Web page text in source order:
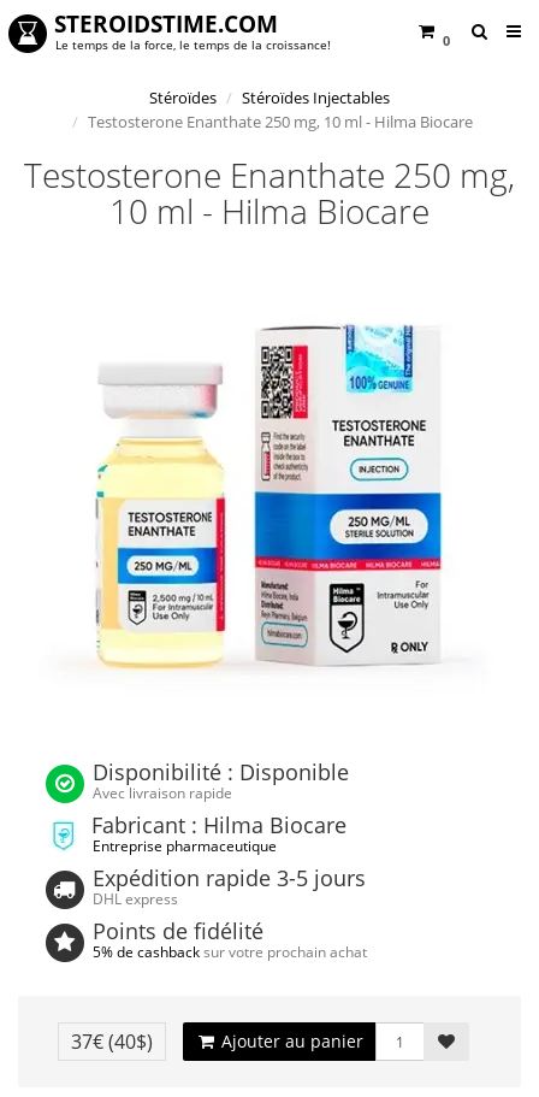
0
STEROIDSTIME.COM
Le temps de la force, le temps de la croissance!
Stéroïdes
Stéroïdes Injectables
Testosterone Enanthate 250 mg, 10 ml - Hilma Biocare
Testosterone Enanthate 250 mg,
10 ml - Hilma Biocare
Disponibilité : Disponible
Avec livraison rapide
Fabricant : Hilma Biocare
Entreprise pharmaceutique
Expédition rapide 3-5 jours
DHL express
Points de fidélité
5% de cashbacksur votre prochain achat
37€(40$) Ajouter au panier